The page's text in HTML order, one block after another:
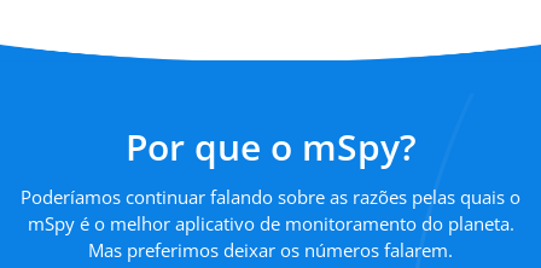
Por que o mSpy?
Poderíamos continuar falando sobre as razões pelas quais o
mSpy é o melhor aplicativo de monitoramento do planeta.
Mas preferimos deixar os números falarem.